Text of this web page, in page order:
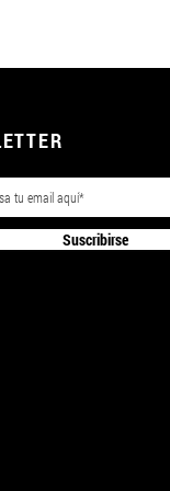
Suscribirse